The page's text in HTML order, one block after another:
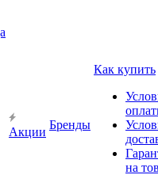
Акции
Бренды
Как купить
на